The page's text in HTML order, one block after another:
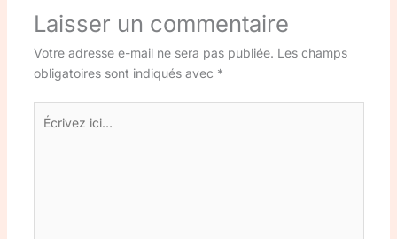
Laisser un commentaire
Votre adresse e-mail ne sera pas publiée. Les champs
obligatoires sont indiqués avec *
ici…